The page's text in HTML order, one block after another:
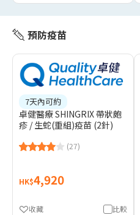
預防疫苗
7天內可約
卓健醫療 SHINGRIX 帶狀皰
疹 / 生蛇(重組)疫苗 (2針)
(27)
HK$4,920
比較
收藏